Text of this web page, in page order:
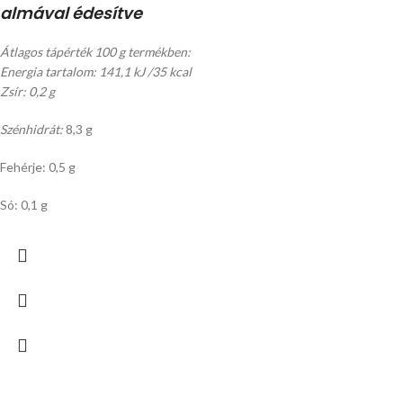
almával édesítve
Átlagos tápérték 100 g termékben:
Energia tartalom: 141,1 kJ /35 kcal
Zsír: 0,2 g
Szénhidrát:8,3 g
Fehérje: 0,5 g
Só: 0,1 g